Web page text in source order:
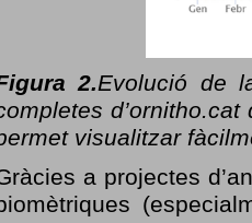
2.Evolució de
visualitzar
a projectes